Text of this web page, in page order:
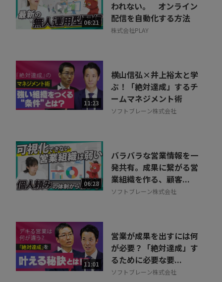
06:21
われない。 オンライン
配信を自動化する方法
株式会社PLAY
11:23
横山信弘×井上裕太と学
ぶ！「絶対達成」するチ
ームマネジメント術
ソフトブレーン株式会社
06:28
バラバラな営業情報を一
発共有。成果に繋がる営
業組織を作る、顧客...
ソフトブレーン株式会社
11:01
営業が成果を出すには何
が必要？「絶対達成」す
るために必要な要...
ソフトブレーン株式会社